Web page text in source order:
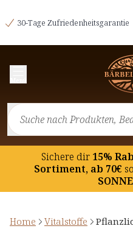
30-Tage Zufriedenheitsgarantie
Sichere dir15%
Sortiment, ab 70€
Home Vitalstoffe